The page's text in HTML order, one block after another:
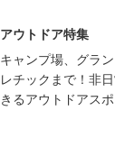
アウトドア特集
キャンプ場、グラ
レチックまで！非
きるアウトドアス